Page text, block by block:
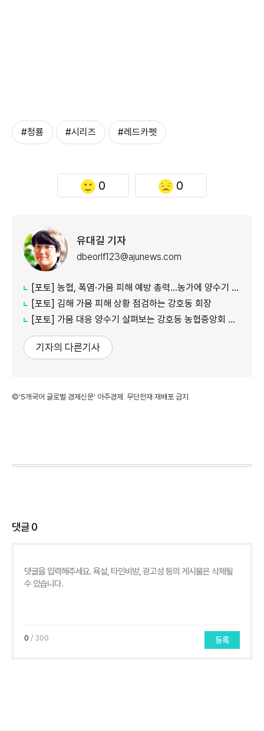
#청룡 #시리즈 #레드카펫
0 0
유대길 기자
dbeorlf123@ajunews.com
[포토] 농협, 폭염·가뭄 피해 예방 총력…농가에 양수기 지원
[포토] 김해 가뭄 피해 상황 점검하는 강호동 회장
[포토] 가뭄 대응 양수기 살펴보는 강호동 농협중앙회 회장
기자의 다른기사
©'5개국어 글로벌 경제신문' 아주경제. 무단전재·재배포 금지
댓글0
0 / 300 등록